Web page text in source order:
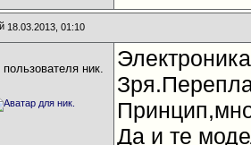
18.03.2013, 01:10
Да и те